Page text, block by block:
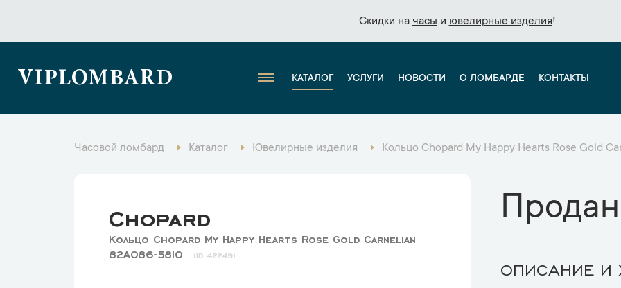
Скидки на часы и ювелирные изделия!
Скидки на часы и ювелирные изделия!
VIPLOMBARD КАТАЛОГ УСЛУГИ НОВОСТИ О ЛОМБАРДЕ КОНТАКТЫ
Часовой ломбард Каталог Ювелирные изделия Кольцо Chopard My Happy Hearts Rose Gold
Chopard
Кольцо Chopard My Happy Hearts Rose Gold Carnelian
82A086-5810
42249
ОПИСАНИЕ И